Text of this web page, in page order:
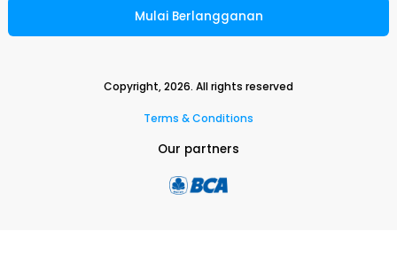
Mulai Berlangganan
Copyright,2026. All rights reserved
Terms & Conditions
Our partners